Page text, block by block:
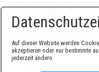
Auf dieser Website werden
akzeptieren oder nur bestimmte
jederzeit ändern.